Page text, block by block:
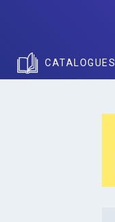
CATALOGUES